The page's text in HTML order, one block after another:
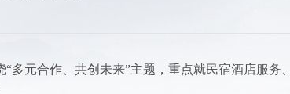
多元合作、共创未来”主题，重点就民宿酒店服务